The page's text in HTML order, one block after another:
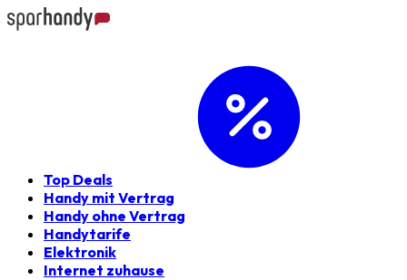
Top Deals
Handy mit Vertrag
Handy ohne Vertrag
Handytarife
Elektronik
Internet zuhause